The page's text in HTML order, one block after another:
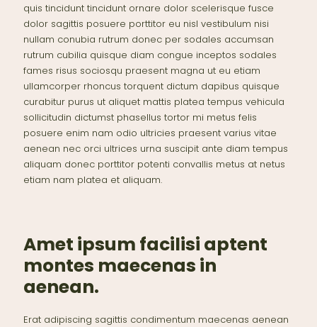
quis tincidunt tincidunt ornare dolor scelerisque fusce
dolor sagittis posuere porttitor eu nisl vestibulum nisi
nullam conubia rutrum donec per sodales accumsan
rutrum cubilia quisque diam congue inceptos sodales
fames risus sociosqu praesent magna ut eu etiam
ullamcorper rhoncus torquent dictum dapibus quisque
curabitur purus ut aliquet mattis platea tempus vehicula
sollicitudin dictumst phasellus tortor mi metus felis
posuere enim nam odio ultricies praesent varius vitae
aenean nec orci ultrices urna suscipit ante diam tempus
aliquam donec porttitor potenti convallis metus at netus
etiam nam platea et aliquam.
Amet ipsum facilisi aptent
montes maecenas in
aenean.
Erat adipiscing sagittis condimentum maecenas aenean